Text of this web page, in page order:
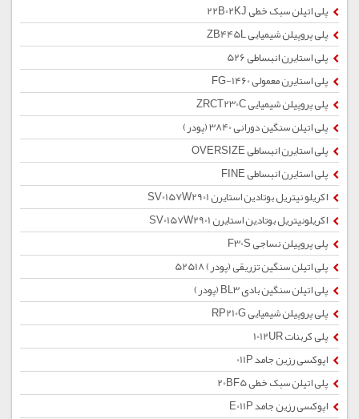
پلی اتیلن سبک خطی 22B02KJ
پلی پروپیلن شیمیایی ZB445L
پلی استایرن انبساطی 526
پلی استایرن معمولی 1460-FG
پلی پروپیلن شیمیایی ZRCT230C
پلی اتیلن سنگین دورانی 3840 (پودر)
پلی استایرن انبساطی OVERSIZE
پلی استایرن انبساطی FINE
اکریلو نیتریل بوتادین استایرن SV0157W2901
اکریلونیتریل بوتادین استایرن SV0157W2901
پلی پروپیلن نساجی F30S
پلی اتیلن سنگین تزریقی (پودر) 52518
پلی اتیلن سنگین بادی BL3 (پودر)
پلی پروپیلن شیمیایی RP210G
پلی کربنات 1012UR
اپوکسی رزین جامد 011P
پلی اتیلن سبک خطی 20BF5
اپوکسی رزین جامد E011P